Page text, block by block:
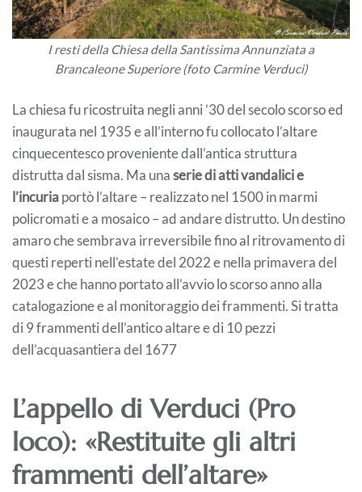
I resti della Chiesa della Santissima Annunziata a
Brancaleone Superiore (foto Carmine Verduci)
La chiesa fu ricostruita negli anni ’30 del secolo scorso ed
inaugurata nel 1935 e all’interno fu collocato l’altare
cinquecentesco proveniente dall’antica struttura
distrutta dal sisma. Ma unaserie di atti vandalici e
l’incuriaportò l’altare – realizzato nel 1500 in marmi
policromati e a mosaico – ad andare distrutto. Un destino
amaro che sembrava irreversibile fino al ritrovamento di
questi reperti nell’estate del 2022 e nella primavera del
2023 e che hanno portato all’avvio lo scorso anno alla
catalogazione e al monitoraggio dei frammenti. Si tratta
di 9 frammenti dell’antico altare e di 10 pezzi
dell’acquasantiera del 1677
L’appello di Verduci (Pro
loco): «Restituite gli altri
frammenti dell’altare»